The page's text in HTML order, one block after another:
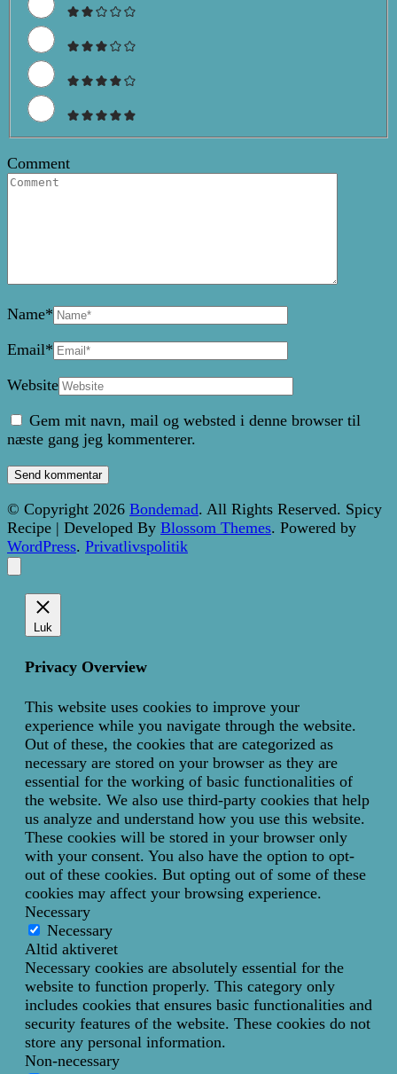
Comment
Name*
Email*
Website
Gem mit navn, mail og websted i denne browser til
næste gang jeg kommenterer.
© Copyright 2026 Bondemad. All Rights Reserved. Spicy
Recipe | Developed By Blossom Themes. Powered by
WordPress. Privatlivspolitik
Luk
Privacy Overview
This website uses cookies to improve your
experience while you navigate through the website.
Out of these, the cookies that are categorized as
necessary are stored on your browser as they are
essential for the working of basic functionalities of
the website. We also use third-party cookies that help
us analyze and understand how you use this website.
These cookies will be stored in your browser only
with your consent. You also have the option to opt-
out of these cookies. But opting out of some of these
cookies may affect your browsing experience.
Necessary
Necessary
Altid aktiveret
Necessary cookies are absolutely essential for the
website to function properly. This category only
includes cookies that ensures basic functionalities and
security features of the website. These cookies do not
store any personal information.
Non-necessary